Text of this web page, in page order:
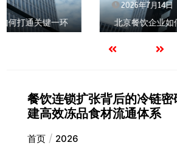
2026年7月14日 1分钟
北京餐饮企业如何选择冷链公司？
餐饮连锁扩张背后的冷链
建高效冻品食材流通体系
首页 2026